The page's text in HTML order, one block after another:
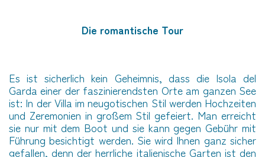
Die romantische Tour
Es ist sicherlich kein Geheimnis, dass die Isola del
Garda einer der faszinierendsten Orte am ganzen See
ist: In der Villa im neugotischen Stil werden Hochzeiten
und Zeremonien in großem Stil gefeiert. Man erreicht
sie nur mit dem Boot und sie kann gegen Gebühr mit
Führung besichtigt werden. Sie wird Ihnen ganz sicher
gefallen, denn der herrliche italienische Garten ist den